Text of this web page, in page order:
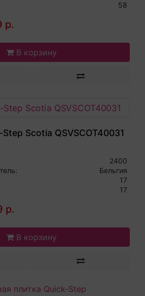
58
р.
В корзину
Scotia QSVSCOT40031
2400
Бельгия
17
17
р.
В корзину
плитка Quick-Step